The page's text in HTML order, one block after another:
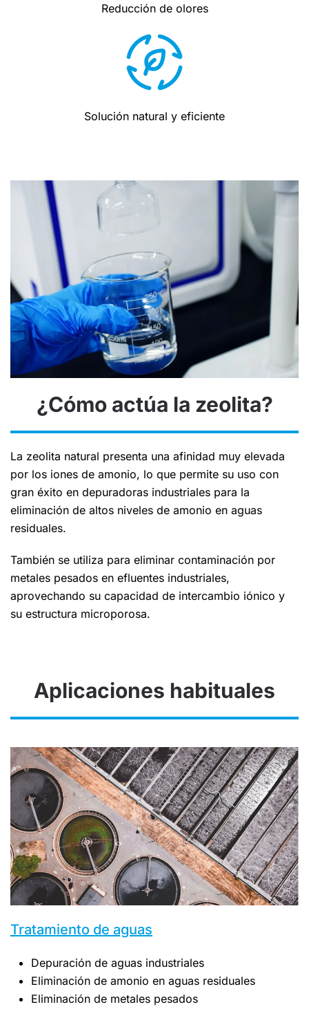
Reducción de olores
Solución natural y eficiente
¿Cómo actúa la zeolita?
La zeolita natural presenta una afinidad muy elevada
por los iones de amonio, lo que permite su uso con
gran éxito en depuradoras industriales para la
eliminación de altos niveles de amonio en aguas
residuales.
También se utiliza para eliminar contaminación por
metales pesados en efluentes industriales,
aprovechando su capacidad de intercambio iónico y
su estructura microporosa.
Aplicaciones habituales
Tratamiento de aguas
Depuración de aguas industriales
Eliminación de amonio en aguas residuales
Eliminación de metales pesados